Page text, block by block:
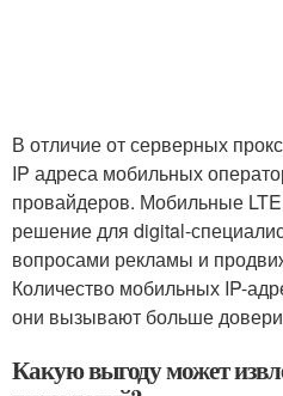
В отличие от серверных
IP адреса мобильных
провайдеров. Мобильные
решение для digital-
вопросами рекламы и
Количество мобильных IP-
они вызывают больше
Какую выгоду может